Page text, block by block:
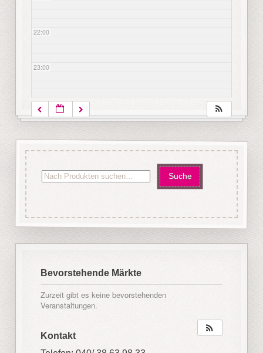
22:00
23:00
Bevorstehende Märkte
Zurzeit gibt es keine bevorstehenden
Veranstaltungen.
Kontakt